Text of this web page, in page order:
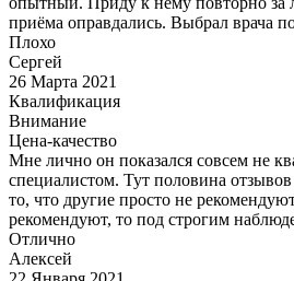
приёма оправдались. Выбрал врача
Плохо
Сергей
26 Марта 2021
Квалификация
Внимание
Цена-качество
Мне лично он показался совсем не
специалистом. Тут половина
то, что другие просто не
рекомендуют, то под строгим
Отлично
Алексей